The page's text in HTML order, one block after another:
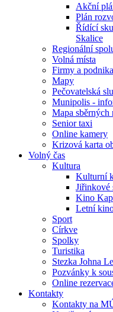
Akční
Plán
Řídící
Skalice
Regionální
Volná místa
Firmy a
Mapy
Pečovatelská
Munipolis -
Mapa sběrných
Senior taxi
Online kamery
Krizová karta
Volný čas
Kultura
Kulturní
Jiřinkové
Kino
Letní
Sport
Církve
Spolky
Turistika
Stezka Johna
Pozvánky k
Online
Kontakty
Kontakty na